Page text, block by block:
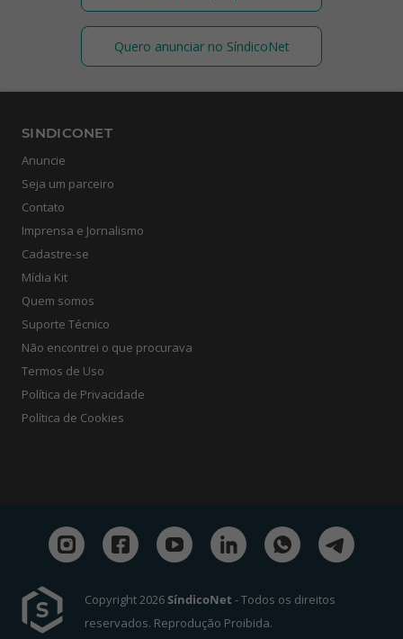
Quero anunciar no SíndicoNet
SINDICONET
Anuncie
Seja um parceiro
Contato
Imprensa e Jornalismo
Cadastre-se
Mídia Kit
Quem somos
Suporte Técnico
Não encontrei o que procurava
Termos de Uso
Política de Privacidade
Política de Cookies
Copyright 2026SíndicoNet - Todos os direitos
reservados. Reprodução Proibida.